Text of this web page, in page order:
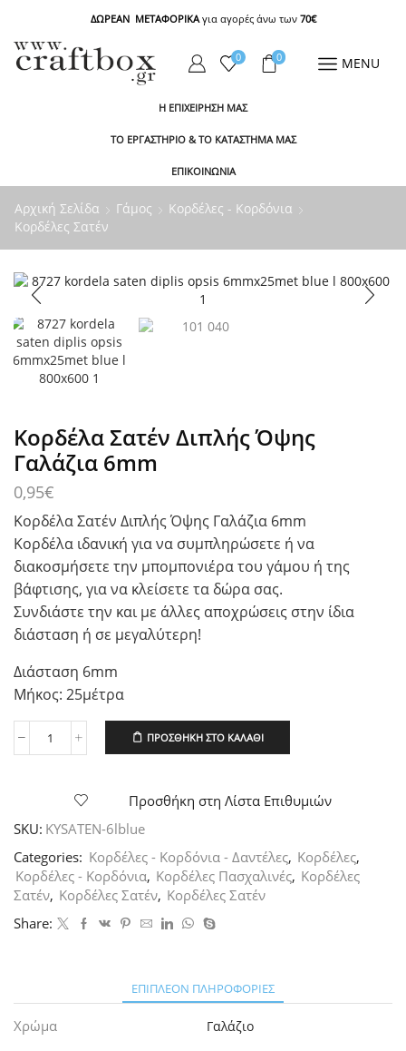
ΔΩΡΕΑΝ ΜΕΤΑΦΟΡΙΚΑγια αγορές άνω των 70€
0 0 MENU
Η ΕΠΙΧΕΙΡΗΣΗ ΜΑΣ
ΤΟ ΕΡΓΑΣΤΗΡΙΟ & ΤΟ ΚΑΤΑΣΤΗΜΑ ΜΑΣ
ΕΠΙΚΟΙΝΩΝΙΑ
Αρχική Σελίδα Γάμος
Κορδέλες - Κορδόνια
Κορδέλες Σατέν
Κορδέλα Σατέν Διπλής Όψης
Γαλάζια 6mm
0,95€
Κορδέλα Σατέν Διπλής Όψης Γαλάζια 6mm
Κορδέλα ιδανική για να συμπληρώσετε ή να
διακοσμήσετε την μπομπονιέρα του γάμου ή της
βάφτισης, για να κλείσετε τα δώρα σας.
Συνδιάστε την και με άλλες αποχρώσεις στην ίδια
διάσταση ή σε μεγαλύτερη!
Διάσταση 6mm
Μήκος: 25μέτρα
Κορδέλα
Όψης
6mm
ποσότητα
ΠΡΟΣΘΉΚΗ ΣΤΟ ΚΑΛΆΘΙ
Προσθήκη στη Λίστα Επιθυμιών
SKU: KYSATEN-6lblue
Categories: Κορδέλες - Κορδόνια - Δαντέλες, Κορδέλες,
Κορδέλες - Κορδόνια, Κορδέλες Πασχαλινές, Κορδέλες
Σατέν, Κορδέλες Σατέν, Κορδέλες Σατέν
Share:
ΕΠΙΠΛΈΟΝ ΠΛΗΡΟΦΟΡΊΕΣ
Χρώμα Γαλάζιο